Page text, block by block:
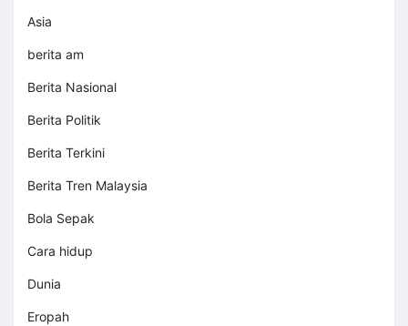
Asia
berita am
Berita Nasional
Berita Politik
Berita Terkini
Berita Tren Malaysia
Bola Sepak
Cara hidup
Dunia
Eropah